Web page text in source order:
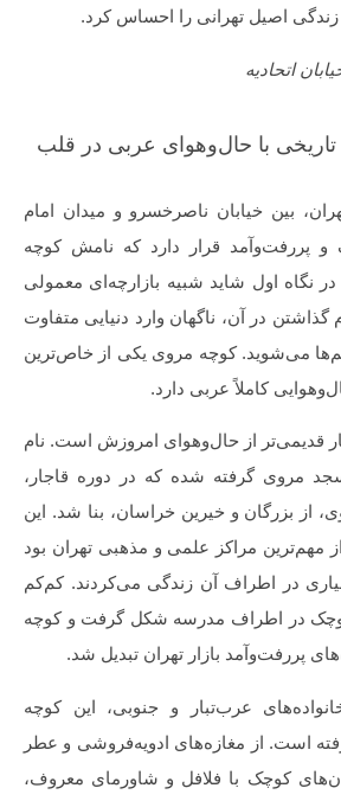
اصیل تهرانی را احساس کرد.
اتحادیه
با حال‌و‌هوای عربی در قلب
بین خیابان ناصرخسرو و میدان امام
و پررفت‌و‌آمد قرار دارد که نامش کوچه
نگاه اول شاید شبیه بازارچه‌ای معمولی
گذاشتن در آن، ناگهان وارد دنیایی متفاوت
می‌شوید. کوچه مروی یکی از خاص‌ترین
کاملاً عربی دارد.
قدیمی‌تر از حال‌و‌هوای امروزش است. نام
مروی گرفته شده که در دوره قاجار،
از بزرگان و خیرین خراسان، بنا شد. این
مهم‌ترین مراکز علمی و مذهبی تهران بود
در اطراف آن زندگی می‌کردند. کم‌کم
در اطراف مدرسه شکل گرفت و کوچه
پررفت‌و‌آمد بازار تهران تبدیل شد.
عرب‌تبار و جنوبی، این کوچه
است. از مغازه‌های ادویه‌فروشی و عطر
کوچک با فلافل و شاورمای معروف،